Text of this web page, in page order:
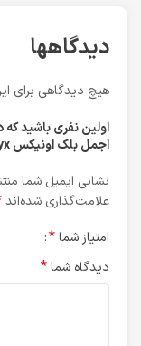
دیدگاهها
هیچ دیدگاهی برای
اولین نفری باشید که
اجمل بلک اونیکس Ajmal Black Onyx مردانه حجم 100 میلی لیتر”
نشانی ایمیل شما
علامت‌گذاری شده‌اند
امتیاز شما*
دیدگاه شما*